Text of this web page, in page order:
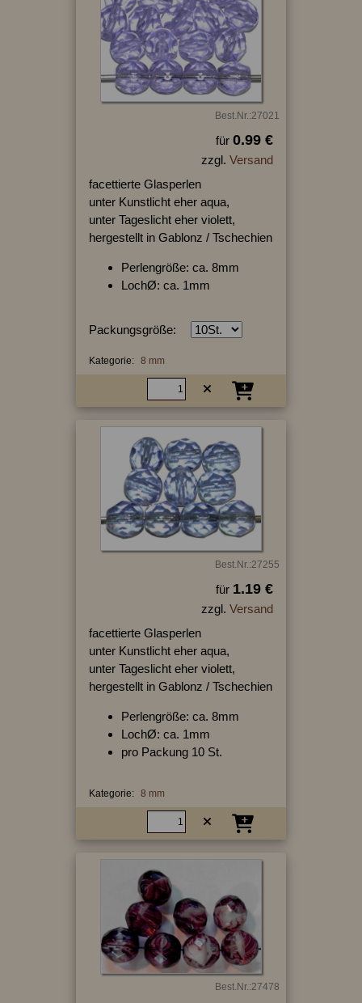
Best.Nr.:27021
für 0.99 €
zzgl. Versand
facettierte Glasperlen
unter Kunstlicht eher aqua,
unter Tageslicht eher violett,
hergestellt in Gablonz / Tschechien
Perlengröße: ca. 8mm
LochØ: ca. 1mm
Packungsgröße:
Kategorie: 8 mm
Best.Nr.:27255
für 1.19 €
zzgl. Versand
facettierte Glasperlen
unter Kunstlicht eher aqua,
unter Tageslicht eher violett,
hergestellt in Gablonz / Tschechien
Perlengröße: ca. 8mm
LochØ: ca. 1mm
pro Packung 10 St.
Kategorie: 8 mm
Best.Nr.:27478